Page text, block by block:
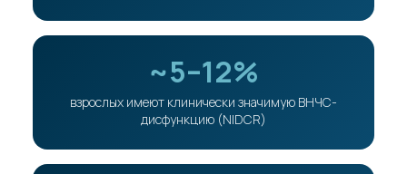
~5–12%
взрослых имеют клинически значимую ВНЧС-
дисфункцию (NIDCR)